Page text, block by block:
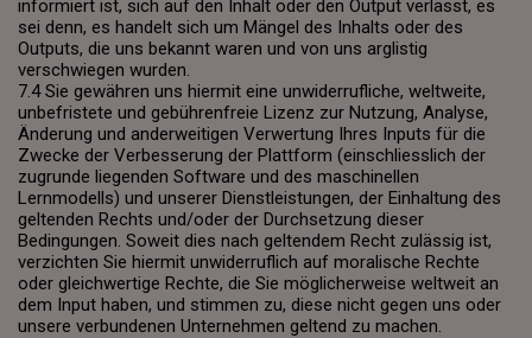
informiert ist, sich auf den Inhalt oder den Output verlässt, es
sei denn, es handelt sich um Mängel des Inhalts oder des
Outputs, die uns bekannt waren und von uns arglistig
verschwiegen wurden.
7.4 Sie gewähren uns hiermit eine unwiderrufliche, weltweite,
unbefristete und gebührenfreie Lizenz zur Nutzung, Analyse,
Änderung und anderweitigen Verwertung Ihres Inputs für die
Zwecke der Verbesserung der Plattform (einschliesslich der
zugrunde liegenden Software und des maschinellen
Lernmodells) und unserer Dienstleistungen, der Einhaltung des
geltenden Rechts und/oder der Durchsetzung dieser
Bedingungen. Soweit dies nach geltendem Recht zulässig ist,
verzichten Sie hiermit unwiderruflich auf moralische Rechte
oder gleichwertige Rechte, die Sie möglicherweise weltweit an
dem Input haben, und stimmen zu, diese nicht gegen uns oder
unsere verbundenen Unternehmen geltend zu machen.